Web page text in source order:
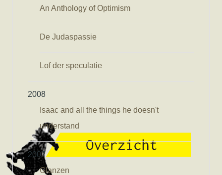
An Anthology of Optimism
De Judaspassie
Lof der speculatie
2008
Isaac and all the things he doesn't
understand
2007
Glanzen